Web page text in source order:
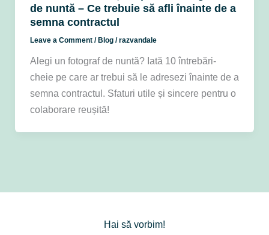
de nuntă – Ce trebuie să afli înainte de a
semna contractul
Leave a Comment / Blog/razvandale
Alegi un fotograf de nuntă? Iată 10 întrebări-
cheie pe care ar trebui să le adresezi înainte de a
semna contractul. Sfaturi utile și sincere pentru o
colaborare reușită!
Hai să vorbim!